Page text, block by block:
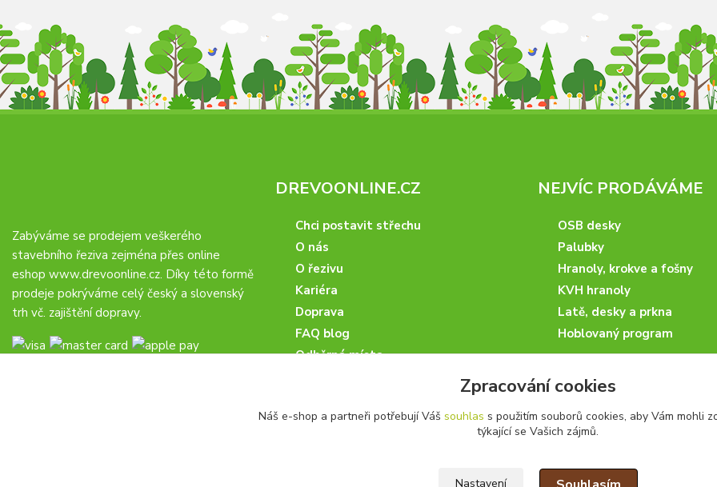
Zabýváme se prodejem veškerého
stavebního řeziva zejména přes online
eshop www.drevoonline.cz. Díky této formě
prodeje pokrýváme celý český a slovenský
trh vč. zajištění dopravy.
DREVOONLINE.CZ
Chci postavit střechu
O nás
O řezivu
Kariéra
Doprava
FAQ blog
Odběrná místa
Obchodní partneři
NEJVÍC PRODÁVÁME
OSB desky
Palubky
Hranoly, krokve a fošny
KVH hranoly
Latě, desky a prkna
Hoblovaný program
Zpracování cookies
Náš e-shop a partneři potřebují Váš souhlas s použitím souborů cookies, aby Vám mohli
týkající se Vašich zájmů.
Nastavení